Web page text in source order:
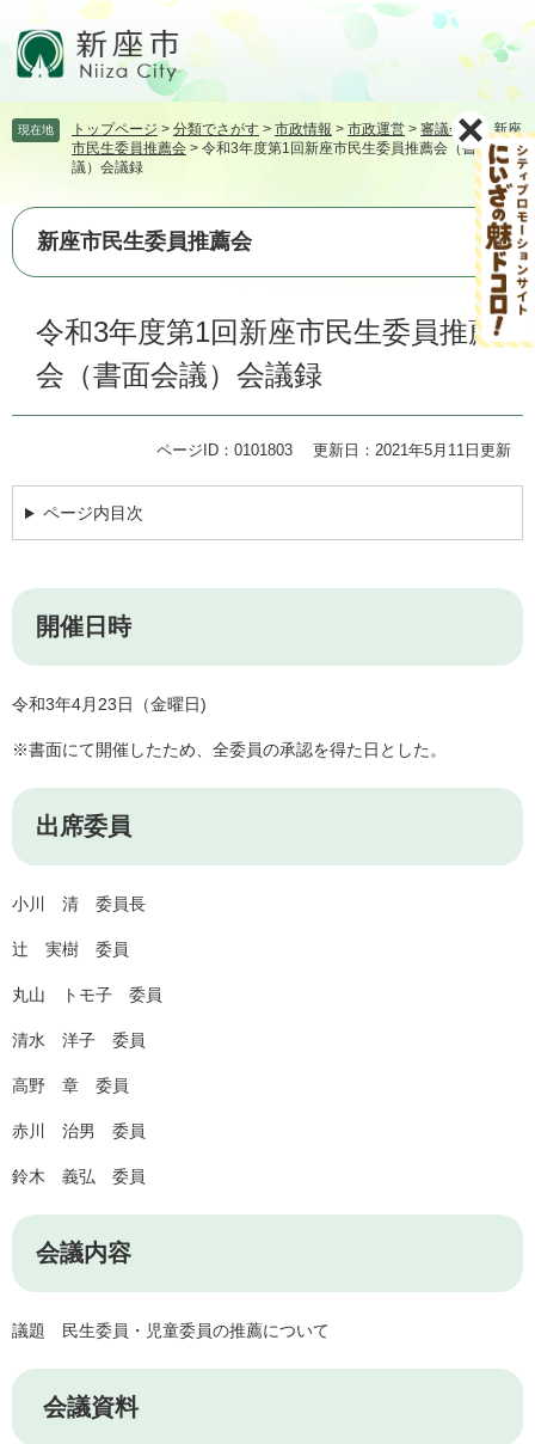
頭飛
て
文
現在地 トップページ > 分類でさがす > 市政情報 > 市政運営 > 審議会等>新座
市民生委員推薦会 > 令和3年度第1回新座市民生委員推薦会（書面会
議）会議録
新座市民生委員推薦会
令和3年度第1回新座市民生委員推薦
会（書面会議）会議録
ページID：0101803 更新日：2021年5月11日更新
ページ内目次
開催日時
令和3年4月23日（金曜日)
※書面にて開催したため、全委員の承認を得た日とした。
出席委員
小川 清 委員長
辻 実樹 委員
丸山 トモ子 委員
清水 洋子 委員
高野 章 委員
赤川 治男 委員
鈴木 義弘 委員
会議内容
議題 民生委員・児童委員の推薦について
会議資料